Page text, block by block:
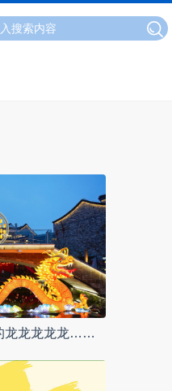
龙龙龙龙龙……